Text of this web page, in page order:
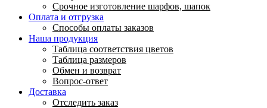
Срочное изготовление шарфов, шапок
Оплата и отгрузка
Способы оплаты заказов
Наша продукция
Таблица соответствия цветов
Таблица размеров
Обмен и возврат
Вопрос-ответ
Доставка
Отследить заказ